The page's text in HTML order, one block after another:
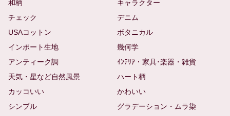
和柄
キャラクター
チェック
デニム
USAコットン
ボタニカル
インポート生地
幾何学
アンティーク調
ｲﾝﾃﾘｱ・家具･楽器・雑貨
天気・星など自然風景
ハート柄
カッコいい
かわいい
シンプル
グラデーション・ムラ染